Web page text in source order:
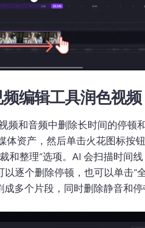
编辑工具润色视频
频和音频中删除长时间的停顿
体资产，然后单击火花图标按
和整理”选项。 AI 会扫描时间
以逐个删除停顿，也可以单击“
成多个片段，同时删除静音和